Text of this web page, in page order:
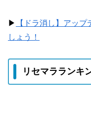
▶
【ドラ消し】アッ
しょう！
リセマラランキ